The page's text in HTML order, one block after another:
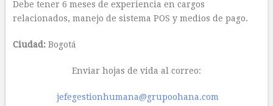
Debe tener 6 meses de experiencia en cargos
relacionados, manejo de sistema POS y medios de pago.
Ciudad:Bogotá
Enviar hojas de vida al correo:
jefegestionhumana@grupoohana.com